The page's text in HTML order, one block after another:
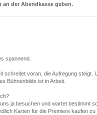
der Abendkasse geben.
spannend.
schreitet voran, die Aufregung steigt.
Bühnenbilds ist in Arbeit.
ja besuchen und wartet bestimmt
Karten für die Premiere kaufen zu